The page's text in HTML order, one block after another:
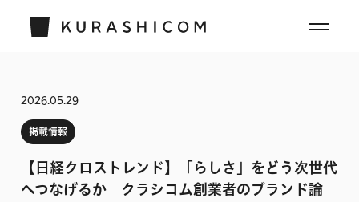
2026.05.29
掲載情報
【日経クロストレンド】「らしさ」をどう次世代
へつなげるか クラシコム創業者のブランド論